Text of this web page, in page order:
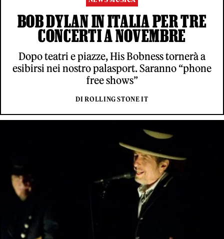
BOB DYLAN IN ITALIA PER TRE
CONCERTI A NOVEMBRE
Dopo teatri e piazze, His Bobness tornerà a
esibirsi nei nostro palasport. Saranno “phone
free shows”
DI ROLLING STONE IT